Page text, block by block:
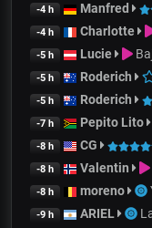
-4 h Manfred
-4 h Charlotte
-5 h Lucie
-5 h Roderich
-5 h Roderich
-7 h Pepito Lito
-8 h CG
-8 h Valentin
-8 h moreno
-9 h ARIEL